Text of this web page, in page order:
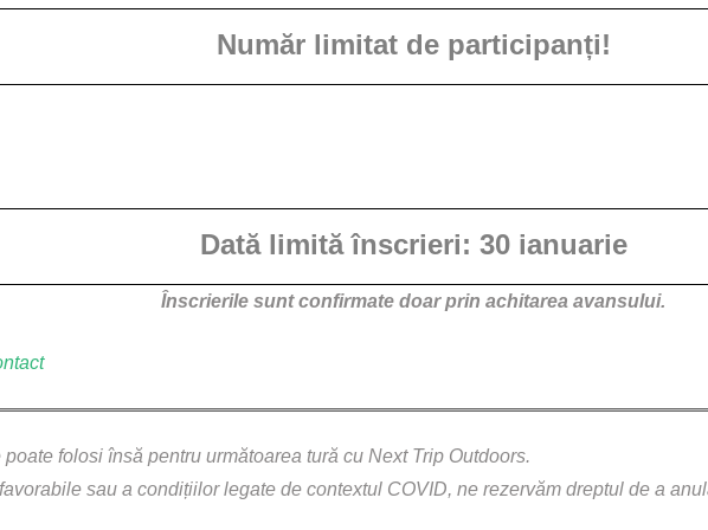
Număr limitat de participanți!
Dată limită înscrieri: 30 ianuarie
Înscrierile sunt confirmate doar prin achitarea avansului.
folosi însă pentru următoarea tură cu Next Trip Outdoors.
sau a condițiilor legate de contextul COVID, ne rezervăm dreptul de a